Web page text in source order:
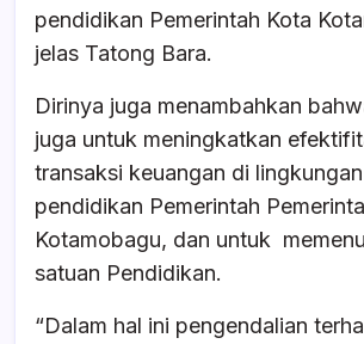
pendidikan Pemerintah Kota
jelas Tatong Bara.
Dirinya juga menambahkan
juga untuk meningkatkan
transaksi keuangan di
pendidikan Pemerintah
Kotamobagu, dan untuk
satuan Pendidikan.
“Dalam hal ini pengendalian